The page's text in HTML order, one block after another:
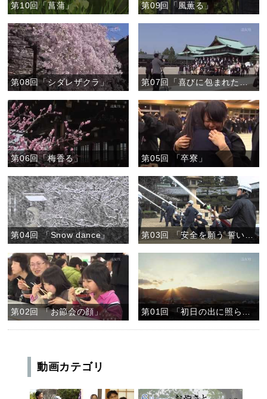
第10回「菖蒲」 第09回「風薫る」
第08回「シダレザクラ」
第06回「梅香る」 第05回 「卒寮」
第04回 「Snow dance」
第02回 「お節会の顔」
動画カテゴリ